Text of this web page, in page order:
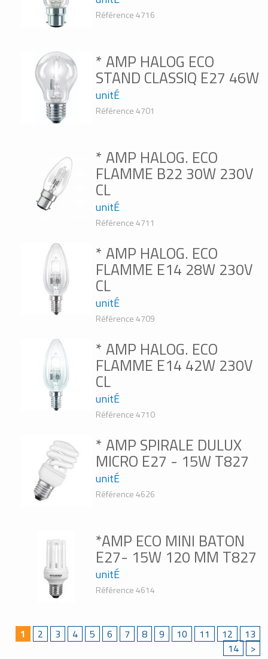
Référence 4716
* AMP HALOG ECO
STAND CLASSIQ E27 46W
unitÉ
Référence 4701
* AMP HALOG. ECO
FLAMME B22 30W 230V
CL
unitÉ
Référence 4711
* AMP HALOG. ECO
FLAMME E14 28W 230V
CL
unitÉ
Référence 4709
* AMP HALOG. ECO
FLAMME E14 42W 230V
CL
unitÉ
Référence 4710
* AMP SPIRALE DULUX
MICRO E27 - 15W T827
unitÉ
Référence 4626
*AMP ECO MINI BATON
E27- 15W 120 MM T827
unitÉ
Référence 4614
1 2 3 4 5 6 7 8 9 10 11 12
13
14
>